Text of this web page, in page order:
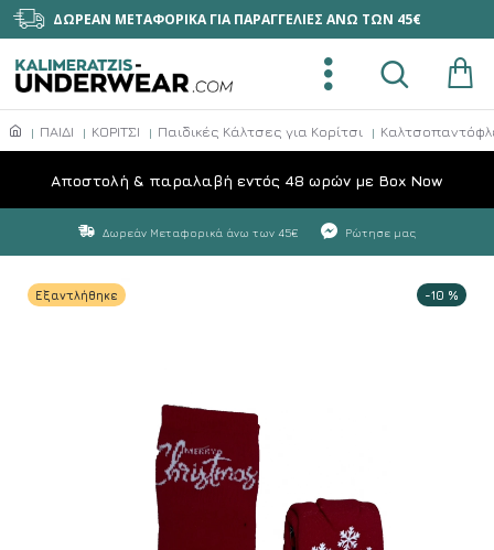
ΔΩΡΕΑΝ ΜΕΤΑΦΟΡΙΚΑ ΓΙΑ ΠΑΡΑΓΓΕΛΙΕΣ ΑΝΩ ΤΩΝ 45€
ΠΑΙΔΙ ΚΟΡΙΤΣΙ Παιδικές Κάλτσες για Κορίτσι
Aποστολή & παραλαβή εντός 48 ωρών με Box Now
Δωρεάν Μεταφορικά άνω των 45€ Ρώτησε μας
-10 %
Εξαντλήθηκε